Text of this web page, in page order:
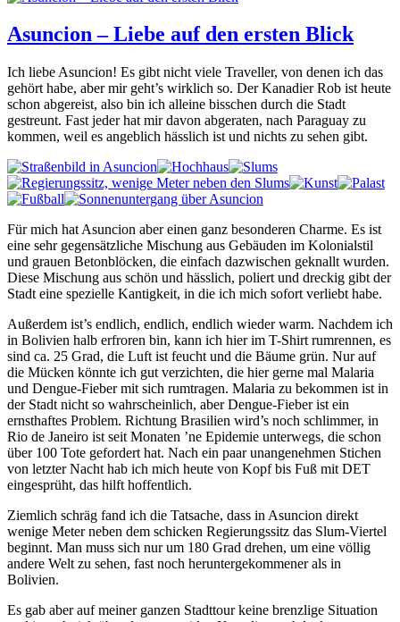
Asuncion – Liebe auf den ersten Blick
Ich liebe Asuncion! Es gibt nicht viele Traveller, von denen ich das
gehört habe, aber mir geht’s wirklich so. Der Kanadier Rob ist heute
schon abgereist, also bin ich alleine bisschen durch die Stadt
gestreunt. Fast jeder hat mir davon abgeraten, nach Paraguay zu
kommen, weil es angeblich hässlich ist und nichts zu sehen gibt.
Für mich hat Asuncion aber einen ganz besonderen Charme. Es ist
eine sehr gegensätzliche Mischung aus Gebäuden im Kolonialstil
und grauen Betonblöcken, die einfach dazwischen geknallt wurden.
Diese Mischung aus schön und hässlich, poliert und dreckig gibt der
Stadt eine spezielle Kantigkeit, in die ich mich sofort verliebt habe.
Außerdem ist’s endlich, endlich, endlich wieder warm. Nachdem ich
in Bolivien halb erfroren bin, kann ich hier im T-Shirt rumrennen, es
sind ca. 25 Grad, die Luft ist feucht und die Bäume grün. Nur auf
die Mücken könnte ich gut verzichten, die hier gerne mal Malaria
und Dengue-Fieber mit sich rumtragen. Malaria zu bekommen ist in
der Stadt nicht so wahrscheinlich, aber Dengue-Fieber ist ein
ernsthaftes Problem. Richtung Brasilien wird’s noch schlimmer, in
Rio de Janeiro ist seit Monaten ’ne Epidemie unterwegs, die schon
über 100 Tote gefordert hat. Nach ein paar unangenehmen Stichen
von letzter Nacht hab ich mich heute von Kopf bis Fuß mit DET
eingesprüht, das hilft hoffentlich.
Ziemlich schräg fand ich die Tatsache, dass in Asuncion direkt
wenige Meter neben dem schicken Regierungssitz das Slum-Viertel
beginnt. Man muss sich nur um 180 Grad drehen, um eine völlig
andere Welt zu sehen, fast noch heruntergekommener als in
Bolivien.
Es gab aber auf meiner ganzen Stadttour keine brenzlige Situation